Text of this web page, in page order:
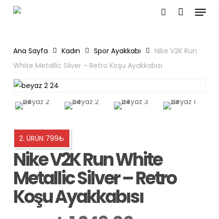
Menu
Ana Sayfa Kadın Spor Ayakkabı
Nike V2K Run
White Metallic Silver – Retro Koşu Ayakkabısı
2. ÜRÜN 799₺
Nike V2K Run White
Metallic Silver – Retro
Koşu Ayakkabısı